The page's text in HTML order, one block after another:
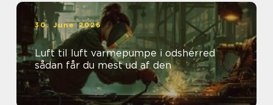
30. June 2026
Luft til luft varmepumpe i odsherred
sådan får du mest ud af den